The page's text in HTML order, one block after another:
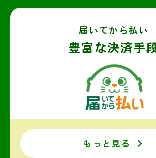
届いてから払い
豊富な決済手
もっと見る